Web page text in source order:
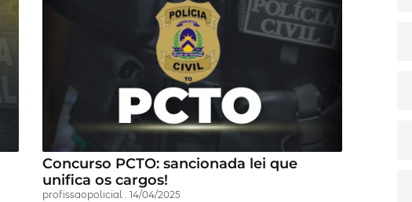
Concurso PCTO: sancionada lei que
unifica os cargos!
profissaopolicial 14/04/2025